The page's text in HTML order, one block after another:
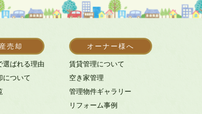
売却
選ばれる理由
について
オーナー様へ
賃貸管理について
空き家管理
管理物件ギャラリー
リフォーム事例